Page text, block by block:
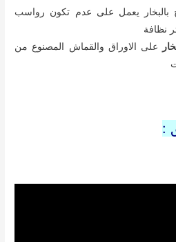
بالبخار يعمل على عدم تكون رواسب
نظافة
على الاوراق والقماش المصنوع من
: